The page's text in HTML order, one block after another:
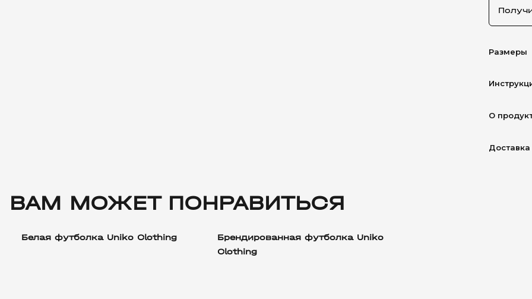
Размеры
О
Доставка
ВАМ МОЖЕТ ПОНРАВИТЬСЯ
Белая футболка Uniko Clothing
Брендированная футболка Uniko
Clothing